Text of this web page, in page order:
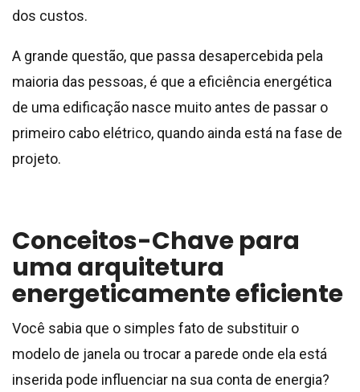
dos custos.
A grande questão, que passa desapercebida pela
maioria das pessoas, é que a eficiência energética
de uma edificação nasce muito antes de passar o
primeiro cabo elétrico, quando ainda está na fase de
projeto.
Conceitos-Chave para
uma arquitetura
energeticamente eficiente
Você sabia que o simples fato de substituir o
modelo de janela ou trocar a parede onde ela está
inserida pode influenciar na sua conta de energia?